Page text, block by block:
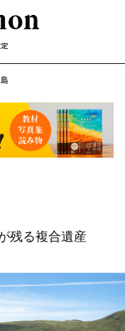
ンナビ
残る複合遺産